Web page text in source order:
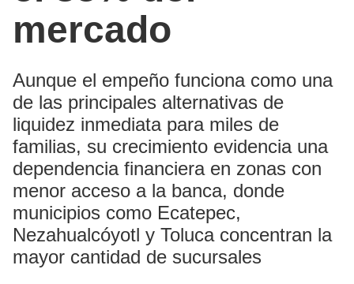
mercado
Aunque el empeño funciona como una
de las principales alternativas de
liquidez inmediata para miles de
familias, su crecimiento evidencia una
dependencia financiera en zonas con
menor acceso a la banca, donde
municipios como Ecatepec,
Nezahualcóyotl y Toluca concentran la
mayor cantidad de sucursales